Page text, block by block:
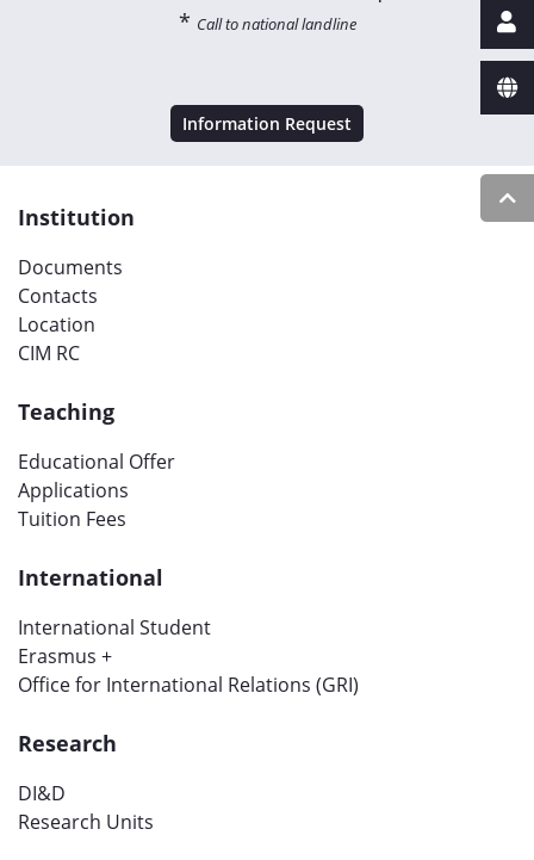
* Call to national landline
Information Request
Institution
Documents
Contacts
Location
CIM RC
Teaching
Educational Offer
Applications
Tuition Fees
International
International Student
Erasmus +
Office for International Relations (GRI)
Research
DI&D
Research Units